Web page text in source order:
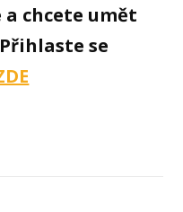
chcete umět
se